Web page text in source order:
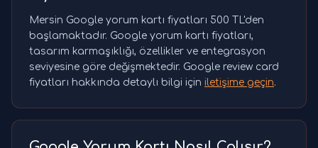
Mersin Google yorum kartı fiyatları 500 TL'den
başlamaktadır. Google yorum kartı fiyatları,
tasarım karmaşıklığı, özellikler ve entegrasyon
seviyesine göre değişmektedir. Google review card
fiyatları hakkında detaylı bilgi için iletişime geçin.